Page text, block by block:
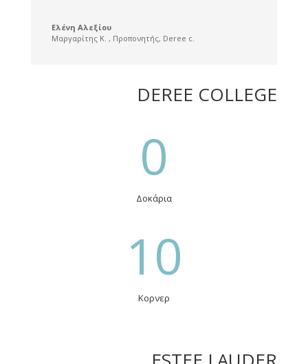
Ελένη Αλεξίου
Μαργαρίτης Κ. , Προπονητής, Deree c.
DEREE COLLEGE
0
Δοκάρια
10
Κορνερ